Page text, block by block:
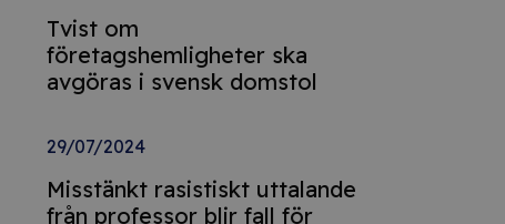
Tvist om
företagshemligheter ska
avgöras i svensk domstol
29/07/2024
Misstänkt rasistiskt uttalande
från professor blir fall för